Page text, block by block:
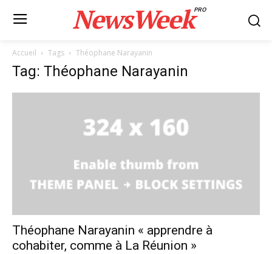
NewsWeekPRO
Accueil Tags Théophane Narayanin
Tag: Théophane Narayanin
Théophane Narayanin « apprendre à
cohabiter, comme à La Réunion »